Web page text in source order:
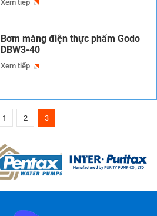
Xem tiếp
Bơm màng điện thực phẩm Godo
DBW3-40
Xem tiếp
1 2 3